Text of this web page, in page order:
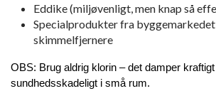
Eddike (miljøvenligt, men knap så
Specialprodukter fra
skimmelfjernere
OBS: Brug aldrig klorin – det damper
sundhedsskadeligt i små rum.